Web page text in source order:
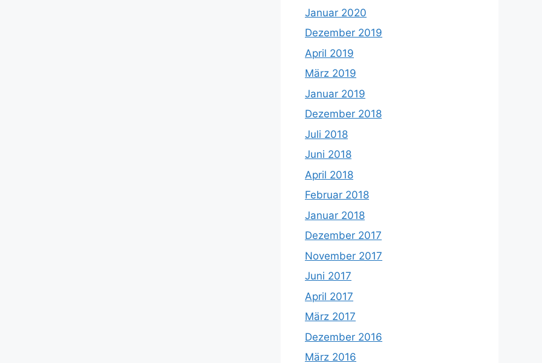
Januar 2020
Dezember 2019
April 2019
März 2019
Januar 2019
Dezember 2018
Juli 2018
Juni 2018
April 2018
Februar 2018
Januar 2018
Dezember 2017
November 2017
Juni 2017
April 2017
März 2017
Dezember 2016
März 2016